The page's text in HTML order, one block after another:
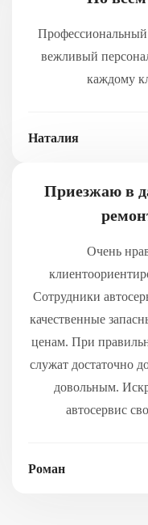
вежливый
каждому
Наталия
Приезжаю в
Очень
Сотрудники
качественные
ценам. При
служат достаточно
довольным.
автосервис
Роман